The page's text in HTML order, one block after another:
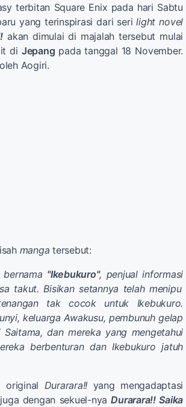
terbitan Square Enix pada hari Sabtu
yang terinspirasi dari serilight novel
akan dimulai di majalah tersebut mulai
di Jepang pada tanggal 18 November.
Aogiri.
manga tersebut:
"Ikebukuro", penjual informasi
takut. Bisikan setannya telah menipu
tak cocok untuk Ikebukuro.
keluarga Awakusu, pembunuh gelap
dan mereka yang mengetahui
berbenturan dan Ikebukuro jatuh
original Durarara!! yang mengadaptasi
dengan sekuel-nyaDurarara!! Saika